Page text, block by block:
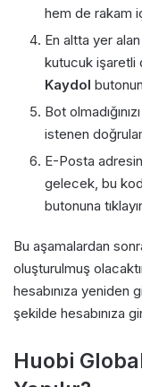
hem de rakam
En altta yer
kutucuk işaretli
Kaydol
Bot
istenen
E-Posta
gelecek, bu
butonuna
Bu aşamalardan
oluşturulmuş
hesabınıza yeniden
şekilde hesabınıza
Huobi